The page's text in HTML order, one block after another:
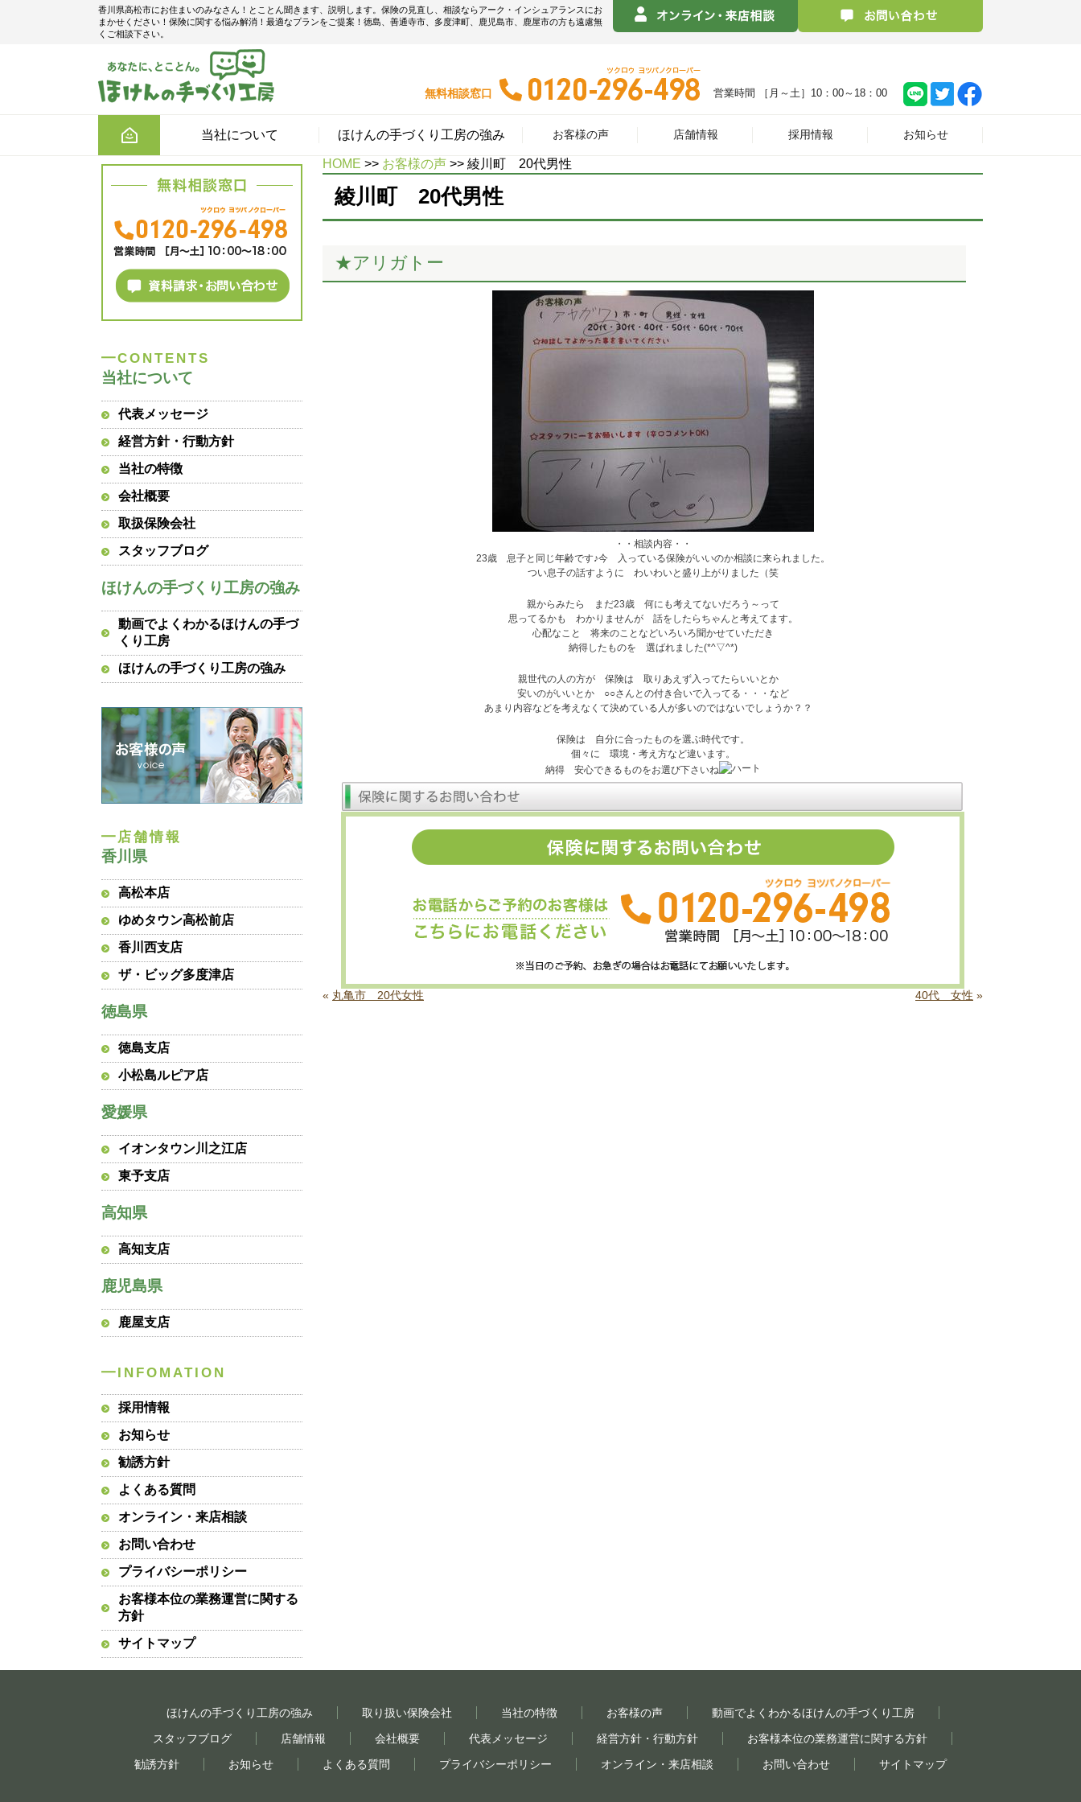
香川県高松市にお住まいのみなさん！とことん聞きます、説明します。保険の見直し、相談ならアーク・インシュアランスにお
まかせください！保険に関する悩み解消！最適なプランをご提案！徳島、善通寺市、多度津町、鹿児島市、鹿屋市の方も遠慮無
くご相談下さい。
無料相談窓口 営業時間 ［月～土］ 10：00～18：00
当社について ほけんの手づくり工房の強み お客様の声 店舗情報 採用情報 お知らせ
HOME >> お客様の声 >> 綾川町 20代男性
綾川町 20代男性
★アリガトー
・・相談内容・・
23歳 息子と同じ年齢です♪今 入っている保険がいいのか相談に来られました。
つい息子の話すように わいわいと盛り上がりました（笑
親からみたら まだ23歳 何にも考えてないだろう～って
思ってるかも わかりませんが 話をしたらちゃんと考えてます。
心配なこと 将来のことなどいろいろ聞かせていただき
納得したものを 選ばれました(*^▽^*)
親世代の人の方が 保険は 取りあえず入ってたらいいとか
安いのがいいとか
○○さんとの付き合いで入ってる・・・など
あまり内容などを考えなくて決めている人が多いのではないでしょうか？？
保険は 自分に合ったものを選ぶ時代です。
個々に 環境・考え方など違います。
納得 安心できるものをお選び下さいね
« 丸亀市 20代女性 40代 女性 »
当社について
代表メッセージ
経営方針・行動方針
当社の特徴
会社概要
取扱保険会社
スタッフブログ
ほけんの手づくり工房の強み
動画でよくわかるほけんの手づ
くり工房
ほけんの手づくり工房の強み
香川県
高松本店
ゆめタウン高松前店
香川西支店
ザ・ビッグ多度津店
徳島県
徳島支店
小松島ルピア店
愛媛県
イオンタウン川之江店
東予支店
高知県
高知支店
鹿児島県
鹿屋支店
採用情報
お知らせ
勧誘方針
よくある質問
オンライン・来店相談
お問い合わせ
プライバシーポリシー
お客様本位の業務運営に関する
方針
サイトマップ
ほけんの手づくり工房の強み 取り扱い保険会社 当社の特徴 お客様の声
動画でよくわかるほけんの手づくり工房
スタッフブログ
店舗情報 会社概要 代表メッセージ 経営方針・行動方針
お客様本位の業務運営に関する方針
勧誘方針
お知らせ よくある質問 プライバシーポリシー オンライン・来店相談 お問い合わせ サイトマップ